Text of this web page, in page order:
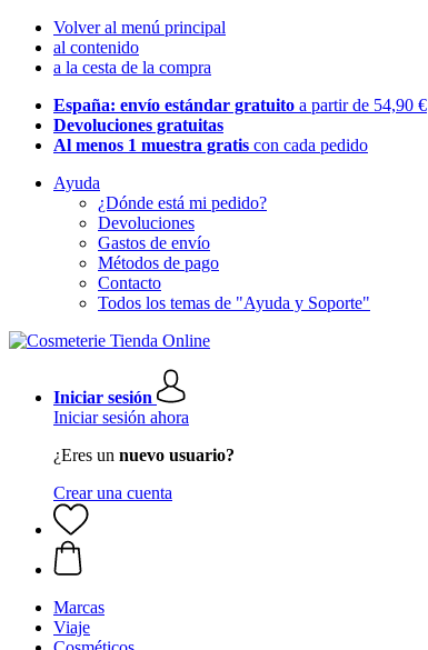
Volver al menú principal
al contenido
a la cesta de la compra
España: envío estándar gratuito a partir de 54,90 €
Devoluciones gratuitas
Al menos 1 muestra gratis con cada pedido
Ayuda
¿Dónde está mi pedido?
Devoluciones
Gastos de envío
Métodos de pago
Contacto
Todos los temas de "Ayuda y Soporte"
Iniciar sesión
Iniciar sesión ahora
¿Eres un nuevo usuario?
Crear una cuenta
Marcas
Viaje